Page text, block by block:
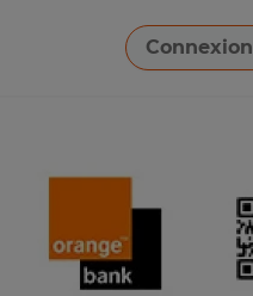
Télécharger